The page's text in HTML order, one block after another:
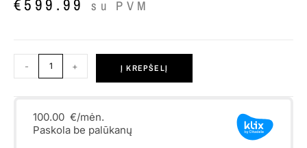
su PVM
- + Į KREPŠELĮ